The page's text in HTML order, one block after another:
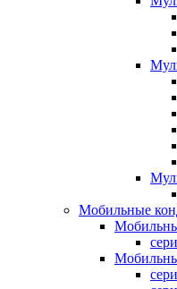
Мобильные